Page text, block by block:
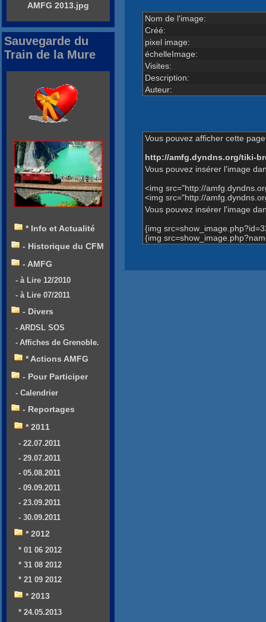
Nom de l'image:
Créé:
pixel image:
échelleImage:
Visites:
Description:
Auteur:
Vous pouvez afficher cette
http://amfg.dyndns.org/tiki-
Vous pouvez insérer l'image
<img src="http://
<img src="http://
Vous pouvez insérer l'image
{img
{img
AMFG 2013.jpg
Sauvegarde du
Train de la Mure
* Info et Actualité
- Historique du CFM
- AMFG
- à Lire 12/2010
- à Lire 07/2011
- Divers
- ARDSL SOS
- Affiches de Grenoble.
* Actions AMFG
- Pour Participer
- Calendrier
- Reportages
* 2011
- 22.07.2011
- 29.07.2011
- 05.08.2011
- 09.09.2011
- 23.09.2011
- 30.09.2011
* 2012
* 01 06 2012
* 31 08 2012
* 21 09 2012
* 2013
* 24.05.2013